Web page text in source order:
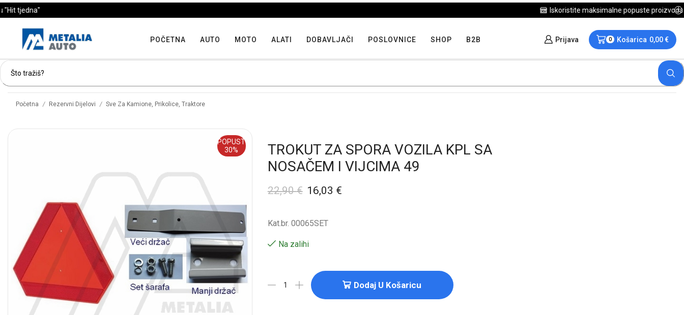
POČETNA AUTO MOTO ALATI DOBAVLJAČI POSLOVNICE SHOP B2B Prijava 0 Košarica 0,00€
Početna / Rezervni Dijelovi / Sve Za Kamione, Prikolice, Traktore
POPUST
30%
TROKUT ZA SPORA VOZILA KPL SA
NOSAČEM I VIJCIMA 49
22,90€ 16,03 €
Kat.br. 00065SET
Na zalihi
Dodaj U Košaricu